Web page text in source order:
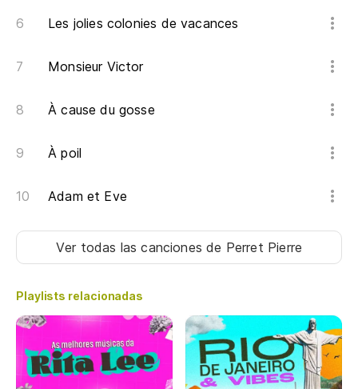
Les jolies colonies de vacances
Monsieur Victor
À cause du gosse
À poil
Adam et Eve
Ver todas las cancionesde Perret Pierre
Playlists relacionadas